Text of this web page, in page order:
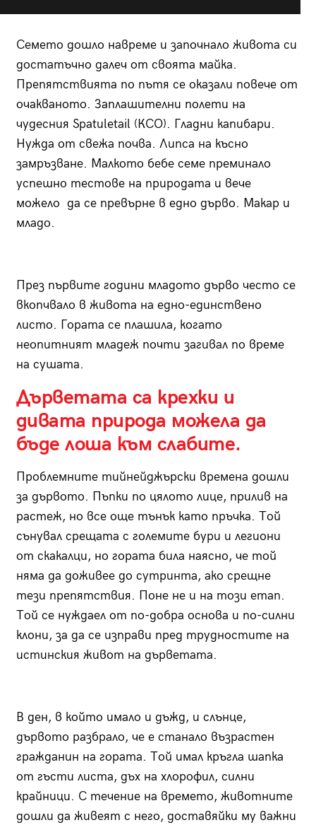
Семето дошло навреме и започнало живота си
достатъчно далеч от своята майка.
Препятствията по пътя се оказали повече от
очакваното. Заплашителни полети на
чудесния Spatuletail (КСО). Гладни капибари.
Нужда от свежа почва. Липса на късно
замръзване. Малкото бебе семе преминало
успешно тестове на природата и вече
можело да се превърне в едно дърво. Макар и
младо.
През първите години младото дърво често се
вкопчвало в живота на едно-единствено
листо. Гората се плашила, когато
неопитният младеж почти загивал по време
на сушата.
Дърветата са крехки и
дивата природа можела да
бъде лоша към слабите.
Проблемните тийнейджърски времена дошли
за дървото. Пъпки по цялото лице, прилив на
растеж, но все още тънък като пръчка. Той
сънувал срещата с големите бури и легиони
от скакалци, но гората била наясно, че той
няма да доживее до сутринта, ако срещне
тези препятствия. Поне не и на този етап.
Той се нуждаел от по-добра основа и по-силни
клони, за да се изправи пред трудностите на
истинския живот на дърветата.
В ден, в който имало и дъжд, и слънце,
дървото разбрало, че е станало възрастен
гражданин на гората. Той имал кръгла шапка
от гъсти листа, дъх на хлорофил, силни
крайници. С течение на времето, животните
дошли да живеят с него, доставяйки му важни